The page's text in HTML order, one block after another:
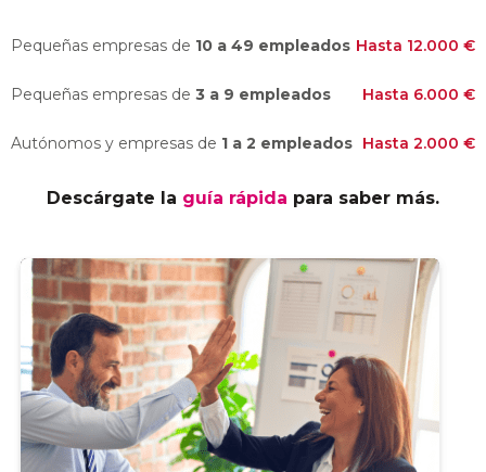
Pequeñas empresas de 10 a 49 empleados Hasta 12.000 €
Pequeñas empresas de 3 a 9 empleados Hasta 6.000 €
Autónomos y empresas de 1 a 2 empleados Hasta 2.000 €
Descárgate la guía rápida para saber más.